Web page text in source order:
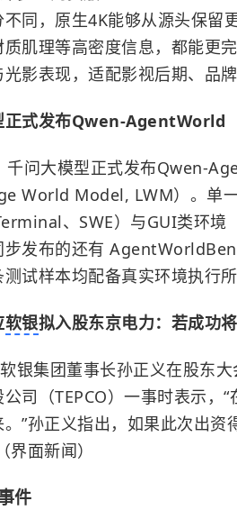
同，原生4K能够从源头保留
肌理等高密度信息，都能更
影表现，适配影视后期、品
正式发布Qwen-AgentWorld
千问大模型正式发布Qwen-
World Model, LWM）。单
、SWE）与GUI类环
步发布的还有
试样本均配备真实环境执行
软银拟入股东京电力：若成功
银集团董事长孙正义在股东
司（TEPCO）一事时表示，
”孙正义指出，如果此次出资
界面新闻）
件